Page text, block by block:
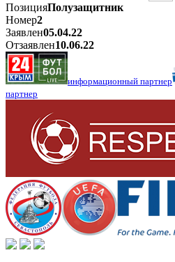
ПозицияПолузащитник
Номер2
Заявлен05.04.22
Отзаявлен10.06.22
информационный партнер
партнер